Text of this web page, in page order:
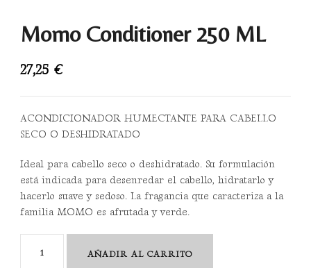
Momo Conditioner 250 ML
27,25 €
ACONDICIONADOR HUMECTANTE PARA CABELLO
SECO O DESHIDRATADO
Ideal para cabello seco o deshidratado. Su formulación
está indicada para desenredar el cabello, hidratarlo y
hacerlo suave y sedoso. La fragancia que caracteriza a la
familia MOMO es afrutada y verde.
AÑADIR AL CARRITO